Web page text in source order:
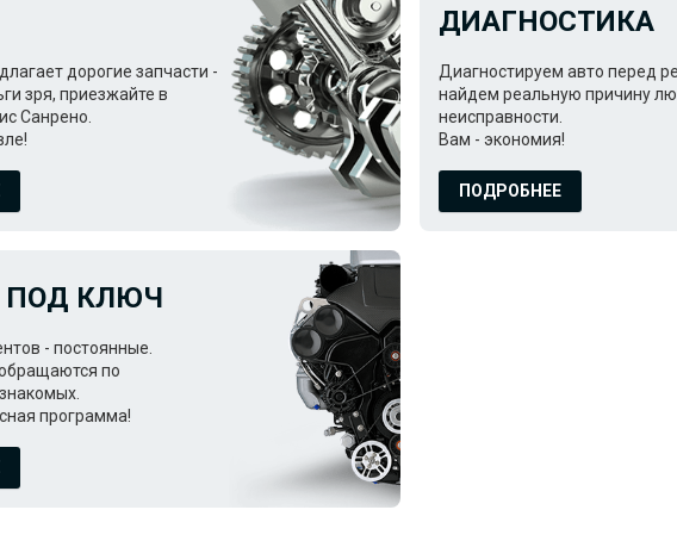
дорогие запчасти -
зря, приезжайте в
Санрено.
ДИАГНОСТИКА
Диагностируем авто перед
найдем реальную причину
неисправности.
Вам - экономия!
ПОДРОБНЕЕ
ПОД КЛЮЧ
- постоянные.
по
программа!